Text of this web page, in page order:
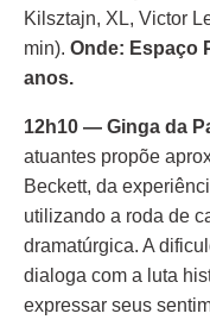
Kilsztajn, XL, Victor
min). Onde: Espaço
anos.
12h10 — Ginga da
atuantes propõe
Beckett, da
utilizando a roda de
dramatúrgica. A
dialoga com a luta
expressar seus